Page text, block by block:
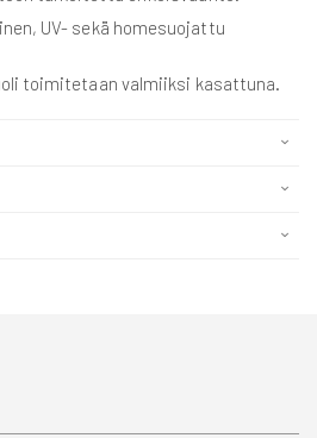
UV- sekä homesuojattu
toimitetaan valmiiksi kasattuna.